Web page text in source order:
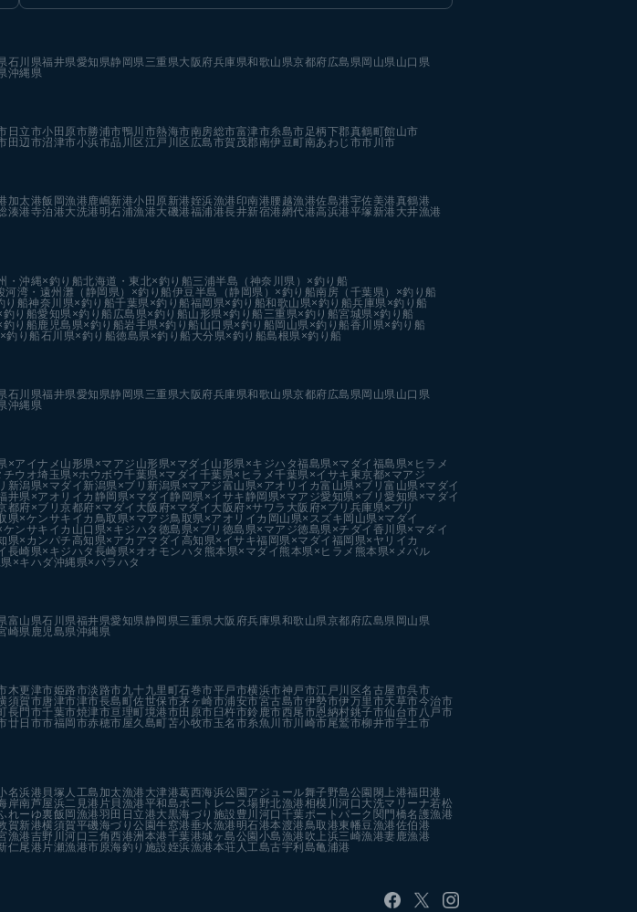
石川県福井県愛知県静岡県三重県大阪府兵庫県和歌山県京都府広島県岡山県山口県
沖縄県
日立市小田原市勝浦市鴨川市熱海市南房総市富津市糸島市足柄下郡真鶴町館山市
田辺市沼津市小浜市品川区 江戸川区 広島市賀茂郡南伊豆町南あわじ市市川市
加太港飯岡漁港鹿嶋新港小田原新港姪浜漁港 印南港 腰越漁港佐島港宇佐美港真鶴港
湊港寺泊港大洗港 明石浦漁港大磯港福浦港長井新宿港網代港高浜港平塚新港 大井漁港
・沖縄×釣り船北海道・東北×釣り船三浦半島（神奈川県）×釣り船
河湾・遠州灘（静岡県）×釣り船伊豆半島（静岡県）×釣り船南房（千葉県）×釣り船
り船神奈川県×釣り船千葉県×釣り船福岡県×釣り船和歌山県×釣り船兵庫県×釣り船
釣り船愛知県×釣り船 広島県×釣り船山形県×釣り船 三重県×釣り船宮城県×釣り船
釣り船鹿児島県×釣り船岩手県×釣り船 山口県×釣り船 岡山県×釣り船香川県×釣り船
釣り船石川県×釣り船徳島県×釣り船 大分県×釣り船島根県×釣り船
石川県福井県愛知県静岡県三重県大阪府兵庫県和歌山県京都府広島県岡山県山口県
沖縄県
×アイナメ 山形県×マアジ 山形県×マダイ 山形県×キジハタ福島県×マダイ 福島県×ヒラメ
ウオ埼玉県×ホウボウ千葉県×マダイ 千葉県×ヒラメ千葉県×イサキ 東京都×マアジ
新潟県×マダイ 新潟県×ブリ 新潟県×マアジ富山県×アオリイカ富山県×ブリ 富山県×マダイ
井県×アオリイカ 静岡県×マダイ 静岡県×イサキ 静岡県×マアジ愛知県×ブリ 愛知県×マダイ
都府×ブリ 京都府×マダイ 大阪府×マダイ 大阪府×サワラ 大阪府×ブリ 兵庫県×ブリ
県×ケンサキイカ 鳥取県×マアジ鳥取県×アオリイカ 岡山県×スズキ 岡山県×マダイ
ケンサキイカ 山口県×キジハタ 徳島県×ブリ 徳島県×マアジ徳島県×チダイ 香川県×マダイ
県×カンパチ高知県×アカアマダイ 高知県×イサキ福岡県×マダイ 福岡県×ヤリイカ
長崎県×キジハタ 長崎県×オオモンハタ 熊本県×マダイ 熊本県×ヒラメ 熊本県×メバル
×キハダ沖縄県×バラハタ
富山県石川県福井県愛知県静岡県三重県大阪府兵庫県和歌山県京都府広島県 岡山県
崎県鹿児島県沖縄県
木更津市姫路市淡路市九十九里町石巻市平戸市横浜市神戸市江戸川区名古屋市呉市
須賀市唐津市津市長島町佐世保市茅ヶ崎市浦安市宮古島市伊勢市伊万里市天草市今治市
長門市千葉市焼津市亘理町境港市田原市 臼杵市鈴鹿市西尾市恩納村銚子市仙台市八戸市
廿日市市福岡市赤穂市屋久島町苫小牧市玉名市糸魚川市川崎市尾鷲市柳井市宇土市
名浜港 貝塚人工島 加太漁港 大津港葛西海浜公園 アジュール舞子野島公園 閖上港福田港
岸南芦屋浜二見港 片貝漁港平和島ボートレース場野北漁港相模川河口 大洗マリーナ若松
れーゆ裏飯岡漁港羽田 日立港大黒海づり施設 豊川河口 千葉ポートパーク 関門橋名護漁港
賀新港横須賀平磯海づり公園牛窓港垂水漁港 明石港本渡港鳥取港東幡豆漁港佐伯港
漁港吉野川河口 三角西港洲本港千葉港城ヶ島公園 小島漁港 吹上浜三崎漁港妻鹿漁港
仁尾港 片瀬漁港市原海釣り施設姪浜漁港本荘人工島古宇利島亀浦港